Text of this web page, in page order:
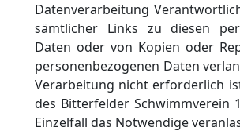
Datenverarbeitung
sämtlicher Links zu diesen
Daten oder von Kopien oder
personenbezogenen Daten
Verarbeitung nicht erforderlich
des Bitterfelder Schwimmverein
Einzelfall das Notwendige